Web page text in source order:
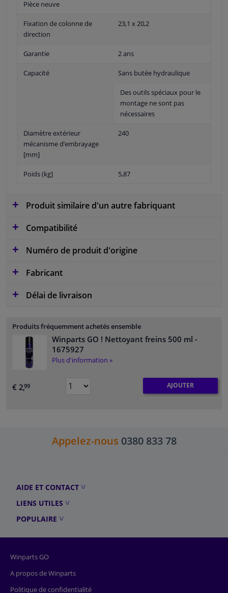
Pièce neuve
Fixation de colonne de
direction
23,1 x 20,2
Garantie 2 ans
Capacité Sans butée hydraulique
Des outils spéciaux pour le
montage ne sont pas
nécessaires
Diamètre extérieur
mécanisme d’embrayage
[mm]
240
Poids (kg] 5,87
Produit similaire d'un autre fabriquant
Compatibilité
Numéro de produit d'origine
Fabricant
Délai de livraison
Produits fréquemment achetés ensemble
Winparts GO ! Nettoyant freins 500 ml -
1675927
Plus d'information »
€ 2,99 AJOUTER
Appelez-nous 0380 833 78
AIDE ET CONTACT
LIENS UTILES
POPULAIRE
Winparts GO
A propos de Winparts
Politique de confidentialité